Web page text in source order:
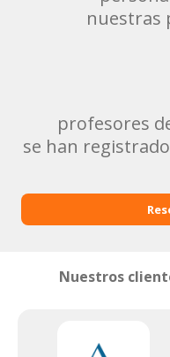
nuestras
profesores